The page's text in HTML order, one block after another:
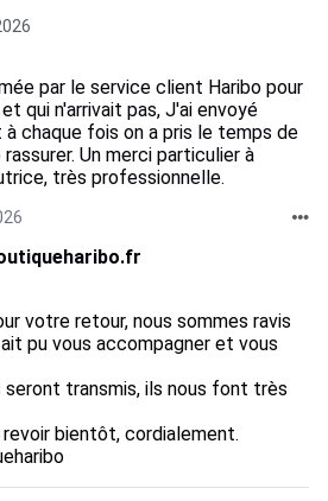
par le service client Haribo pour
qui n'arrivait pas, J'ai envoyé
chaque fois on a pris le temps de
Un merci particulier à
très professionnelle.
votre retour, nous sommes ravis
pu vous accompagner et vous
transmis, ils nous font très
revoir bientôt, cordialement.